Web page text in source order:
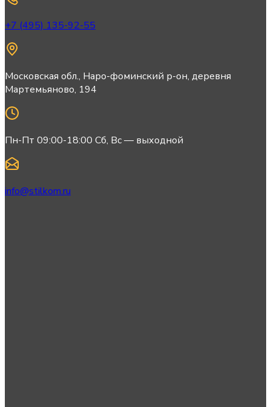
+7 (495) 135-92-55
Московская обл., Наро-фоминский р-он, деревня
Мартемьяново, 194
Пн-Пт 09:00-18:00 Сб, Вс — выходной
info@stilkom.ru